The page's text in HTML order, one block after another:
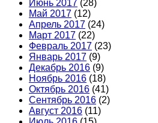
Июнь 2017 (28)
Май 2017 (12)
Апрель 2017 (24)
Март 2017 (22)
Февраль 2017 (23)
Январь 2017 (9)
Декабрь 2016 (9)
Ноябрь 2016 (18)
Октябрь 2016 (41)
Сентябрь 2016 (2)
Август 2016 (11)